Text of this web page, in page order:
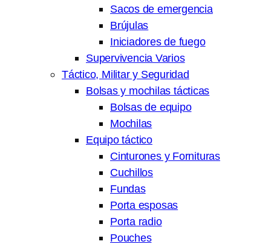
Sacos de emergencia
Brújulas
Iniciadores de fuego
Supervivencia Varios
Táctico, Militar y Seguridad
Bolsas y mochilas tácticas
Bolsas de equipo
Mochilas
Equipo táctico
Cinturones y Fornituras
Cuchillos
Fundas
Porta esposas
Porta radio
Pouches